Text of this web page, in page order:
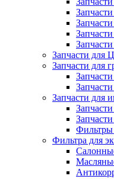
Запчасти для
Запчасти для
Запчасти для
Фильтры
Фильтра для